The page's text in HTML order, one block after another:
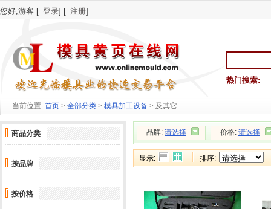
您好,游客 [ 登录] [ 注册]
热门搜索:
当前位置: 首页 > 全部分类 > 模具加工设备 > 及其它
商品分类
按品牌
按价格
品牌: 请选择 价格: 请选择
显示: 排序: